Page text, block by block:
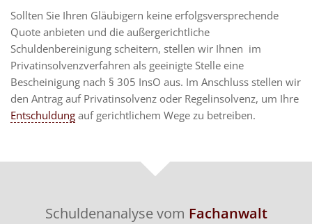
Sollten Sie Ihren Gläubigern keine erfolgsversprechende
Quote anbieten und die außergerichtliche
Schuldenbereinigung scheitern, stellen wir Ihnen im
Privatinsolvenzverfahren als geeinigte Stelle eine
Bescheinigung nach § 305 InsO aus. Im Anschluss stellen wir
den Antrag auf Privatinsolvenz oder Regelinsolvenz, um Ihre
Entschuldung auf gerichtlichem Wege zu betreiben.
Schuldenanalyse vom Fachanwalt